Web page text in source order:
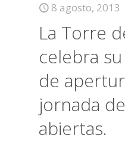
8 agosto, 2013
La Torre
celebra
de
jornada
abiertas.